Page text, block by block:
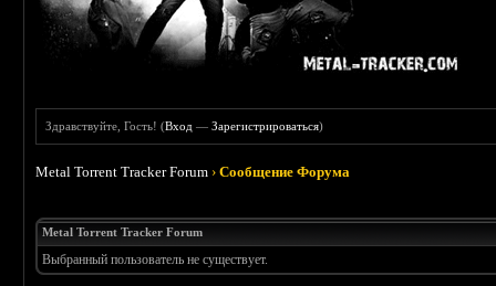
Здравствуйте, Гость! (Вход —Зарегистрироваться)
Metal Torrent Tracker Forum ›Сообщение Форума
Metal Torrent Tracker Forum
Выбранный пользователь не существует.